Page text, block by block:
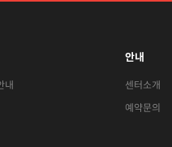
내
안내
센터소개
예약문의